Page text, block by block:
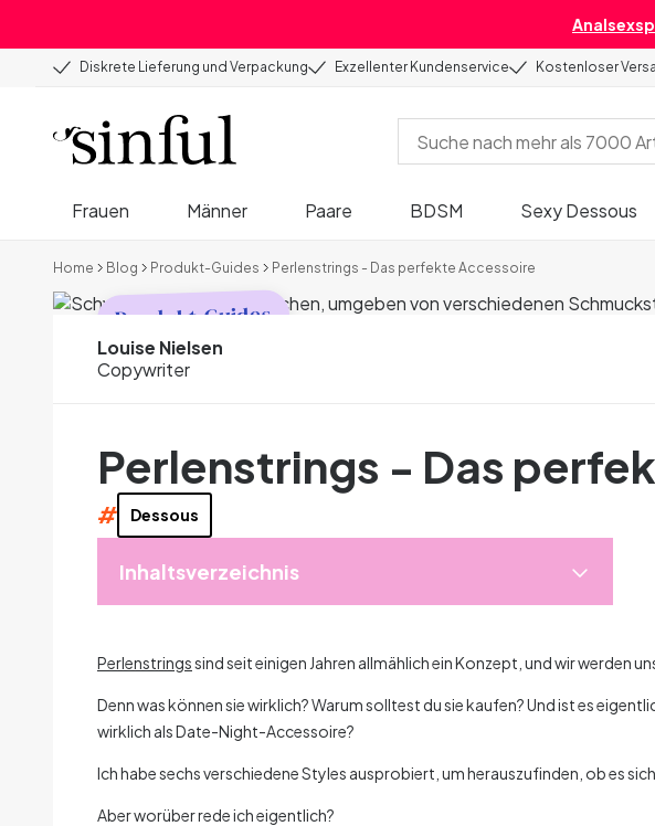
Diskrete Lieferung und Verpackung Exzellenter Kundenservice Kostenloser
Frauen Männer Paare BDSM Sexy Dessous
Home Blog Produkt-Guides Perlenstrings - Das perfekte Accessoire
Produkt-Guides
Louise Nielsen
Copywriter
Perlenstrings - Das
# Dessous
Inhaltsverzeichnis
Perlenstringssind seit einigen Jahren allmählich ein Konzept, und wir werden
Denn was können sie wirklich? Warum solltest du sie kaufen? Und ist es
wirklich als Date-Night-Accessoire?
Ich habe sechs verschiedene Styles ausprobiert, um herauszufinden, ob es
Aber worüber rede ich eigentlich?